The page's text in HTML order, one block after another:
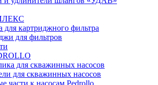
для картриджного фильтра
для фильтров
для скважинных насосов
для скважинных насосов
части к насосам Pedrollo